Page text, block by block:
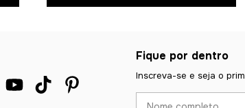
Fique por dentro
Inscreva-se e seja o